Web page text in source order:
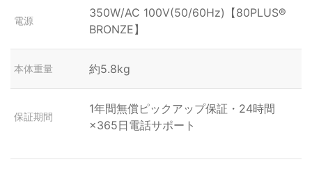
電源
350W/AC 100V(50/60Hz)【80PLUS®
BRONZE】
本体重量 約5.8kg
保証期間
1年間無償ピックアップ保証・24時間
×365日電話サポート